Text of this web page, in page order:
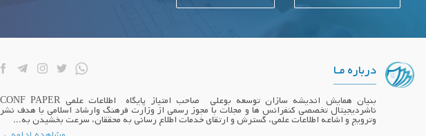
درباره مـا
بنیان همایش اندیشه سازان توسعه بوعلی صاحب امتیاز پایگاه اطلاعات علمی CONF PAPER
ناشردیجیتال تخصصی کنفرانس ها و مجلات با مجوز رسمی از وزارت فرهنگ وارشاد اسلامی با هدف نشر
وترویج و اشاعه اطلاعات علمی، گسترش و ارتقای خدمات اطلاع رسانی به محققان، سرعت بخشیدن به...